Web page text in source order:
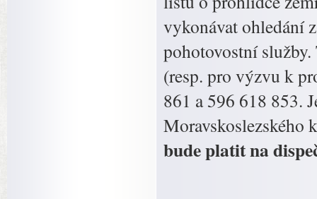
vykonávat ohledání
pohotovostní
(resp. pro výzvu k
861 a 596 618 853.
Moravskoslezského
bude platit na